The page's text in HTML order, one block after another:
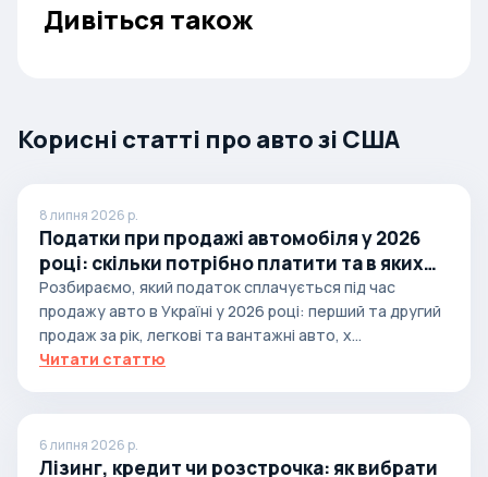
Дивіться також
Корисні статті про авто зі США
8 липня 2026 р.
Податки при продажі автомобіля у 2026
році: скільки потрібно платити та в яких
випадках
Розбираємо, який податок сплачується під час
продажу авто в Україні у 2026 році: перший та другий
продаж за рік, легкові та вантажні авто, х...
Читати статтю
6 липня 2026 р.
Лізинг, кредит чи розстрочка: як вибрати